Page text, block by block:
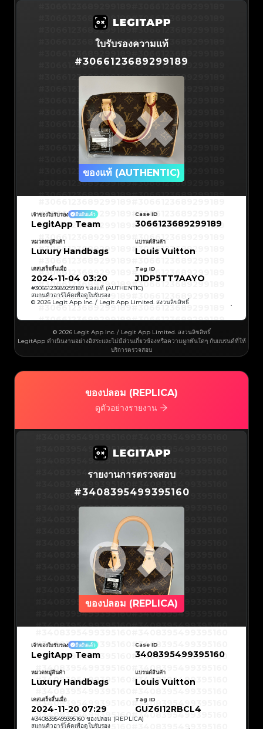
#3066123689299189#3066123689299189
#3066123689299189#3066123689299189
#3066123689299189#3066123689299189
#3066123689299189#3066123689299189
#3066123689299189#3066123689299189
#3066123689299189#3066123689299189
#3066123689299189#3066123689299189
#3066123689299189#3066123689299189
#3066123689299189#3066123689299189
#3066123689299189#3066123689299189
#3066123689299189#3066123689299189
#3066123689299189#3066123689299189
#3066123689299189#3066123689299189
#3066123689299189#3066123689299189
#3066123689299189
#3066123689299189
#3066123689299189
#3066123689299189
#3066123689299189
#3066123689299189
#3066123689299189
#3066123689299189
#3066123689299189
#3066123689299189
#3066123689299189
#3066123689299189
#3066123689299189#3066123689299189
#3066123689299189 #3066123689299189
#3066123689299189#3066123689299189
#3066123689299189#3066123689299189
#3066123689299189#3066123689299189
#3066123689299189#3066123689299189
#3066123689299189#3066123689299189
#3066123689299189#3066123689299189
#3066123689299189#3066123689299189
#3066123689299189#3066123689299189
#3066123689299189#3066123689299189
#3066123689299189#3066123689299189
#3066123689299189#3066123689299189
#3066123689299189
#3066123689299189
#3066123689299189#3066123689299189
#3066123689299189
#3066123689299189
#3066123689299189#3066123689299189
#3066123689299189#3066123689299189
#3066123689299189#3066123689299189
#3066123689299189#3066123689299189
#3066123689299189#3066123689299189
#3066123689299189#3066123689299189
#3066123689299189#3066123689299189
#3066123689299189
#3066123689299189
#3066123689299189
#3066123689299189
#3066123689299189
#3066123689299189
#3066123689299189
#3066123689299189
#3066123689299189
#3066123689299189
#3066123689299189
#3066123689299189#3066123689299189
ใบรับรองความแท้
#3066123689299189
ของแท้ (AUTHENTIC)
#3066123689299189
#3066123689299189
#3066123689299189
#3066123689299189
#3066123689299189
#3066123689299189
#3066123689299189
#3066123689299189
#3066123689299189
#3066123689299189
#3066123689299189#3066123689299189
#3066123689299189
#3066123689299189
#3066123689299189#3066123689299189
#3066123689299189#3066123689299189
#3066123689299189#3066123689299189
#3066123689299189#3066123689299189
#3066123689299189#3066123689299189
#3066123689299189#3066123689299189
#3066123689299189
#3066123689299189
#3066123689299189#3066123689299189
#3066123689299189#3066123689299189
#3066123689299189#3066123689299189
#3066123689299189#3066123689299189
#3066123689299189#3066123689299189
#3066123689299189#3066123689299189
#3066123689299189#3066123689299189
#3066123689299189
#3066123689299189
#3066123689299189
#3066123689299189
#3066123689299189#3066123689299189
#3066123689299189#3066123689299189
#3066123689299189#3066123689299189
#3066123689299189#3066123689299189
#3066123689299189#3066123689299189
#3066123689299189#3066123689299189
#3066123689299189#3066123689299189
#3066123689299189
#3066123689299189
#3066123689299189
#3066123689299189
#3066123689299189
#3066123689299189
#3066123689299189
#3066123689299189
#3066123689299189
#3066123689299189
#3066123689299189
#3066123689299189
#3066123689299189#3066123689299189
เจ้าของใบรับรอง ยืนยันแล้ว
LegitApp Team
Case ID
3066123689299189
หมวดหมู่สินค้า
Luxury Handbags
แบรนด์สินค้า
Louis Vuitton
เคสเสร็จสิ้นเมื่อ
2024-11-04 03:20
Tag ID
J1DP5TT7AAYO
#3066123689299189 ของแท้ (AUTHENTIC)
สแกนคิวอาร์โค้ดเพื่อดูใบรับรอง
© 2026 Legit App Inc. / Legit App Limited. สงวนลิขสิทธิ์
© 2026 Legit App Inc. / Legit App Limited. สงวนลิขสิทธิ์
LegitApp ดำเนินงานอย่างอิสระและไม่มีส่วนเกี่ยวข้องหรือความผูกพันใดๆ กับแบรนด์ที่ให้
บริการตรวจสอบ
ของปลอม (REPLICA)
ดูตัวอย่างรายงาน
#3408395499395160#3408395499395160
#3408395499395160#3408395499395160
#3408395499395160#3408395499395160
#3408395499395160#3408395499395160
#3408395499395160#3408395499395160
#3408395499395160#3408395499395160
#3408395499395160
#3408395499395160
#3408395499395160
#3408395499395160
#3408395499395160#3408395499395160
#3408395499395160#3408395499395160
#3408395499395160#3408395499395160
#3408395499395160#3408395499395160
#3408395499395160#3408395499395160
#3408395499395160#3408395499395160
#3408395499395160#3408395499395160
#3408395499395160
#3408395499395160
#3408395499395160
#3408395499395160
#3408395499395160
#3408395499395160
#3408395499395160
#3408395499395160
#3408395499395160
#3408395499395160
#3408395499395160
#3408395499395160
#3408395499395160#3408395499395160
รายงานการตรวจสอบ
#3408395499395160
ของปลอม (REPLICA)
#3408395499395160
#3408395499395160
#3408395499395160
#3408395499395160
#3408395499395160
#3408395499395160
#3408395499395160
#3408395499395160
#3408395499395160
#3408395499395160
#3408395499395160 #3408395499395160
#3408395499395160
#3408395499395160
เจ้าของใบรับรอง ยืนยันแล้ว
LegitApp Team
Case ID
3408395499395160
หมวดหมู่สินค้า
Luxury Handbags
แบรนด์สินค้า
Louis Vuitton
เคสเสร็จสิ้นเมื่อ
2024-11-20 07:29
Tag ID
GUZ6I12RBCL4
#3408395499395160 ของปลอม (REPLICA)
สแกนคิวอาร์โค้ดเพื่อดูใบรับรอง